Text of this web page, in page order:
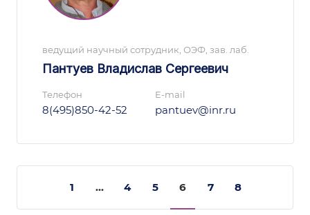
ведущий научный сотрудник, ОЭФ, зав. лаб.
Пантуев Владислав Сергеевич
Телефон
8(495)850-42-52
E-mail
pantuev@inr.ru
1 ... 4 5 6 7 8